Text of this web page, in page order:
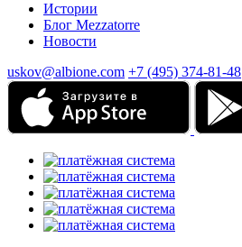
Истории
Блог Mezzatorre
Новости
uskov@albione.com +7 (495) 374-81-48